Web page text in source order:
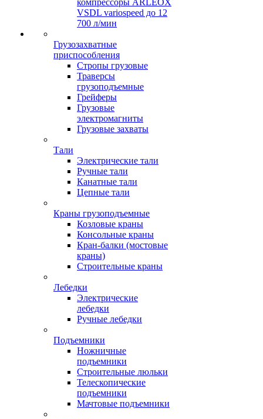
компрессоры ARLEOX
VSDL variospeed до 12
700 л/мин
Грузозахватные
приспособления
Стропы грузовые
Траверсы
грузоподъемные
Грейферы
Грузовые
электромагниты
Грузовые захваты
Тали
Электрические тали
Ручные тали
Канатные тали
Цепные тали
Краны грузоподъемные
Козловые краны
Консольные краны
Кран-балки (мостовые
краны)
Строительные краны
Лебедки
Электрические
лебедки
Ручные лебедки
Подъемники
Ножничные
подъемники
Строительные люльки
Телескопические
подъемники
Мачтовые подъемники